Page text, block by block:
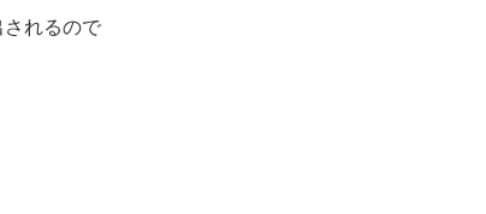
れるので